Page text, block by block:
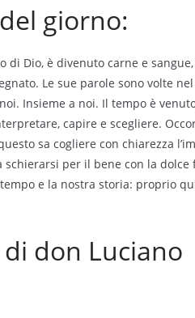
giorno:
di Dio, è divenuto carne e
Le sue parole sono volte
Insieme a noi. Il tempo è
capire e scegliere.
sa cogliere con chiarezza
per il bene con la dolce
e la nostra storia: proprio
don Luciano